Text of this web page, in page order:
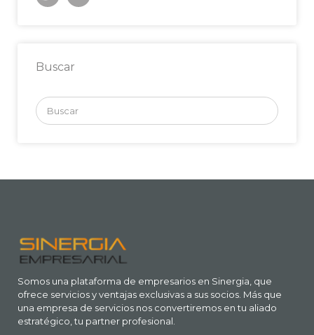
Buscar
Buscar
por:
Somos una plataforma de empresarios en Sinergia, que
ofrece servicios y ventajas exclusivas a sus socios. Más que
una empresa de servicios nos convertiremos en tu aliado
estratégico, tu partner profesional.